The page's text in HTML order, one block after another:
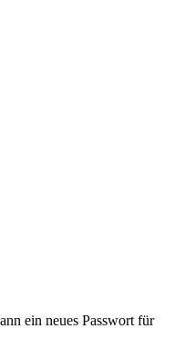
ein neues Passwort für